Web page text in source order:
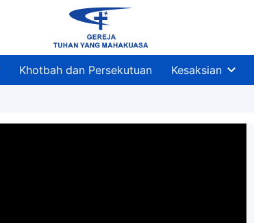
Khotbah dan Persekutuan Kesaksian